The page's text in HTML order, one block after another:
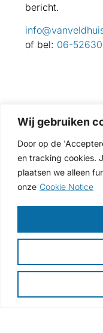
Wij gebruiken
Door op de
en tracking cookies.
plaatsen we alleen
onze Cookie Notice
bericht.
of bel: 06-